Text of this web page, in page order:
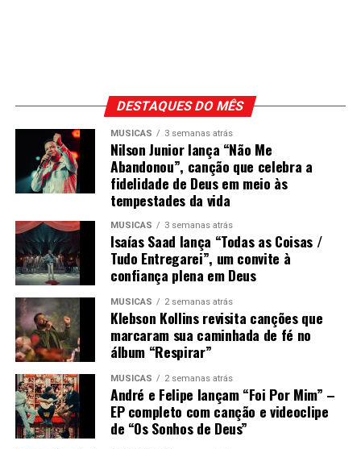
DESTAQUES DO MÊS
MÚSICAS 3 semanas atrás
Nilson Junior lança “Não Me
Abandonou”, canção que celebra a
fidelidade de Deus em meio às
tempestades da vida
MÚSICAS 3 semanas atrás
Isaías Saad lança “Todas as Coisas /
Tudo Entregarei”, um convite à
confiança plena em Deus
MÚSICAS 2 semanas atrás
Klebson Kollins revisita canções que
marcaram sua caminhada de fé no
álbum “Respirar”
MÚSICAS 2 semanas atrás
André e Felipe lançam “Foi Por Mim” –
EP completo com canção e videoclipe
de “Os Sonhos de Deus”